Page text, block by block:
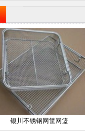
银川不锈钢网筐网篮